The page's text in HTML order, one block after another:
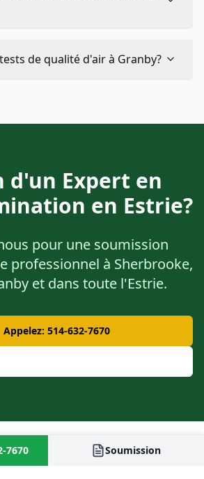
de qualité d'air à Granby?
d'un Expert en
en Estrie?
pour une soumission
professionnel à Sherbrooke,
et dans toute l'Estrie.
Appelez: 514-632-7670
7670 Soumission